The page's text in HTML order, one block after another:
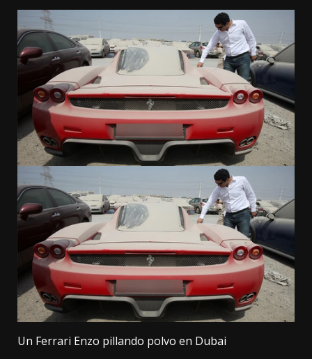
Un Ferrari Enzo pillando polvo en Dubai